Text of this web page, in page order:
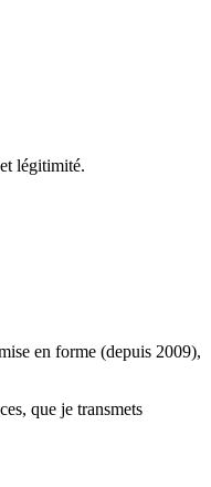
légitimité.
en forme (depuis 2009),
que je transmets